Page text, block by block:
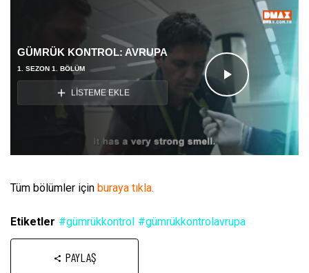
Videoyu
Oynat
GÜMRÜK KONTROL: AVRUPA
1. SEZON 1. BÖLÜM
LİSTEME EKLE
Tüm bölümler için buraya tıkla.
Etiketler #gümrükkontrol #gümrükkontrolavrupa
PAYLAŞ